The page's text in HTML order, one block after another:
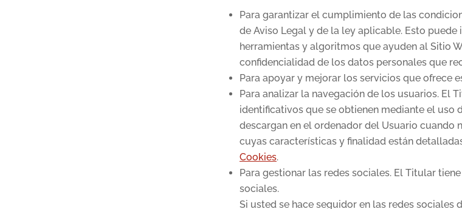
Para garantizar el cumplimiento de las
de Aviso Legal y de la ley aplicable. Esto
herramientas y algoritmos que ayuden al Sitio
confidencialidad de los datos personales que
Para apoyar y mejorar los servicios que ofrece
Para analizar la navegación de los usuarios. El
identificativos que se obtienen mediante el uso
descargan en el ordenador del Usuario cuando
cuyas características y finalidad están
Cookies.
Para gestionar las redes sociales. El Titular
sociales.
Si usted se hace seguidor en las redes